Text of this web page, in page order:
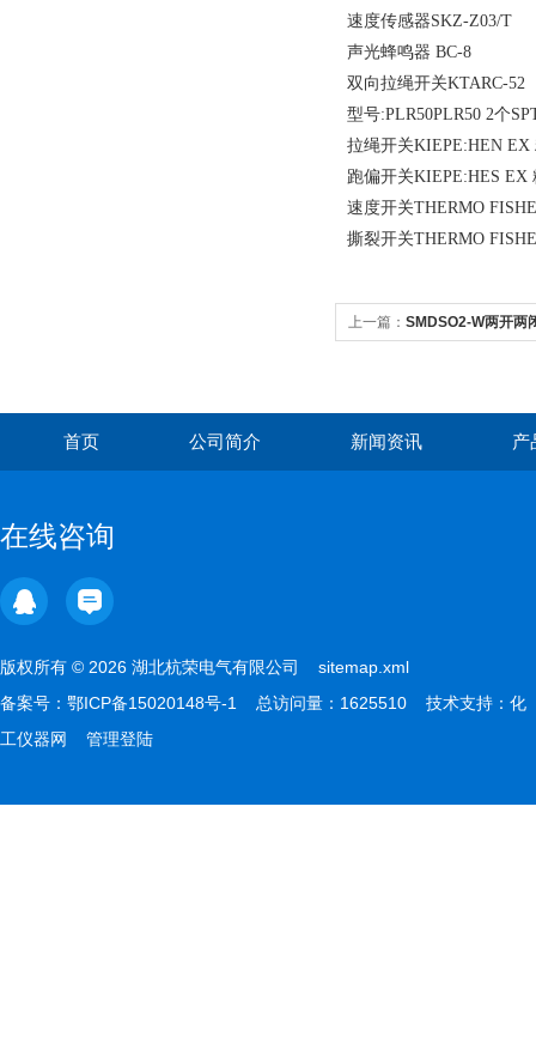
速度传感器SKZ-Z03/T
声光蜂鸣器 BC-8
双向拉绳开关KTARC-52
型号:PLR50PLR50 2个
拉绳开关KIEPE:HEN EX
跑偏开关KIEPE:HES EX
速度开关THERMO
撕裂开关THERMO
上一篇： SMDSO2-W两开两
首页 公司简介 新闻资讯 产
在线咨询
版权所有 © 2026 湖北杭荣电气有限公司 sitemap.xml
备案号： 鄂ICP备15020148号-1 总访问量：1625510 技术支持： 化
工仪器网
管理登陆